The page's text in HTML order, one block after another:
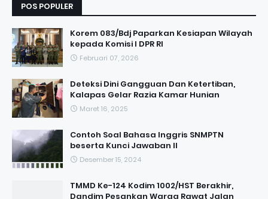
POS POPULER
Korem 083/Bdj Paparkan Kesiapan Wilayah
kepada Komisi I DPR RI
Februari 07, 2026
Deteksi Dini Gangguan Dan Ketertiban,
Kalapas Gelar Razia Kamar Hunian
Maret 16, 2025
Contoh Soal Bahasa Inggris SNMPTN
beserta Kunci Jawaban II
Desember 15, 2024
TMMD Ke-124 Kodim 1002/HST Berakhir,
Dandim Pesankan Warga Rawat Jalan